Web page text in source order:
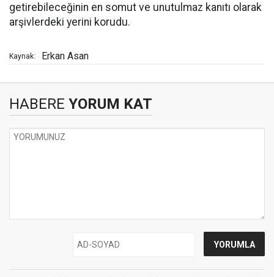
getirebileceğinin en somut ve unutulmaz kanıtı olarak
arşivlerdeki yerini korudu.
Kaynak: Erkan Asan
HABERE YORUM KAT